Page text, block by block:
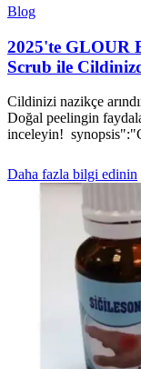
Blog
2025'te GLOUR
Scrub ile
Cildinizi nazikçe
Doğal peelingin
inceleyin!
Daha fazla bilgi edinin